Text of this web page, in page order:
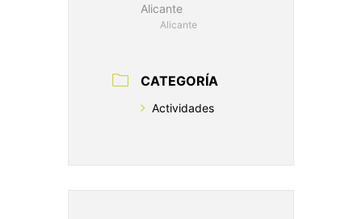
Alicante
Alicante
CATEGORÍA
Actividades